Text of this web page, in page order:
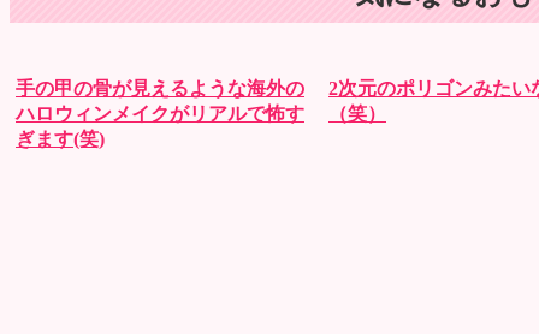
手の甲の骨が見えるような海外の
ハロウィンメイクがリアルで怖す
ぎます(笑)
2次元のポリゴンみたい
（笑）